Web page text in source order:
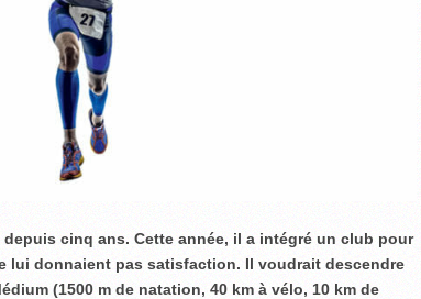
cinq ans. Cette année, il a intégré un club pour
lui donnaient pas satisfaction. Il voudrait descendre
(1500 m de natation, 40 km à vélo, 10 km de